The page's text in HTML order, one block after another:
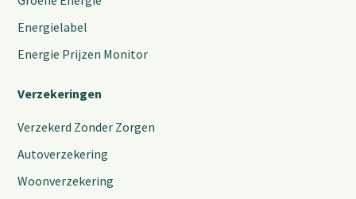
Energielabel
Energie Prijzen Monitor
Verzekeringen
Verzekerd Zonder Zorgen
Autoverzekering
Woonverzekering